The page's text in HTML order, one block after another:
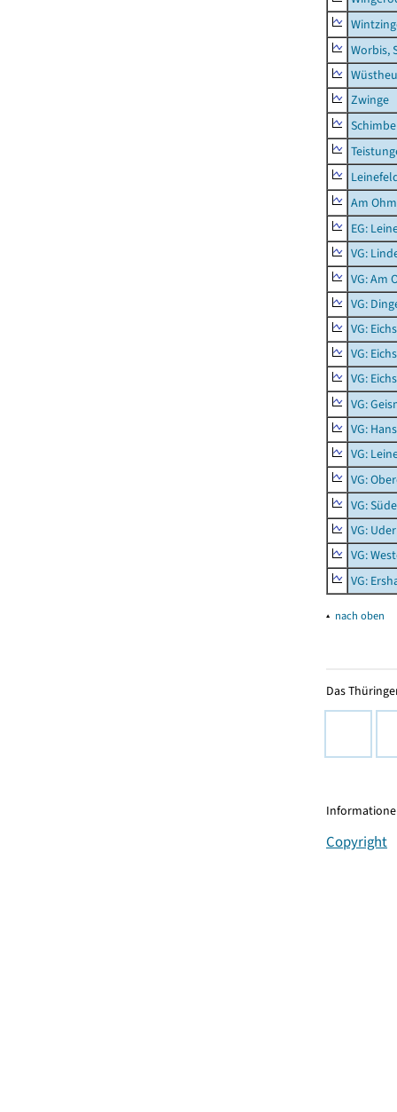
Worbis,
Zwinge
Am
EG:
VG:
VG: Am
VG:
VG:
VG:
VG:
VG:
VG:
VG:
VG:
VG:
VG: Uder
VG:
VG:
▴ nach oben
Das
Copyright